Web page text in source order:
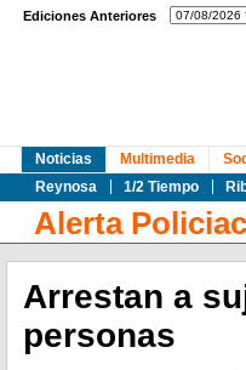
Ediciones Anteriores
Noticias
Reynosa
1/2 Tiempo
Multimedia
Alerta
Arrestan a
personas